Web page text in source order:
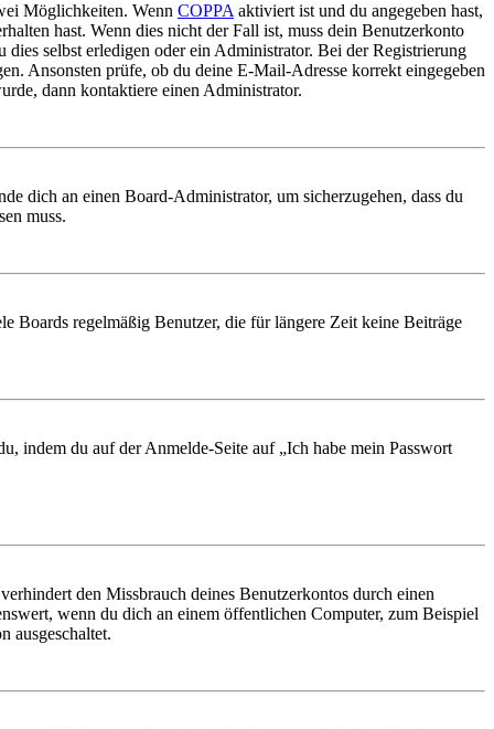
Möglichkeiten. Wenn COPPA aktiviert ist und du angegeben hast,
hast. Wenn dies nicht der Fall ist, muss dein Benutzerkonto
selbst erledigen oder ein Administrator. Bei der Registrierung
Ansonsten prüfe, ob du deine E-Mail-Adresse korrekt eingegeben
dann kontaktiere einen Administrator.
dich an einen Board-Administrator, um sicherzugehen, dass du
muss.
Boards regelmäßig Benutzer, die für längere Zeit keine Beiträge
indem du auf der Anmelde-Seite auf „Ich habe mein Passwort
den Missbrauch deines Benutzerkontos durch einen
wenn du dich an einem öffentlichen Computer, zum Beispiel
ausgeschaltet.